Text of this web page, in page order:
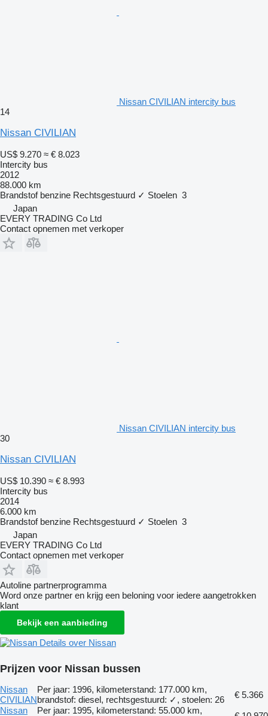
Nissan CIVILIAN intercity bus
14
Nissan CIVILIAN
US$ 9.270 ≈ € 8.023
Intercity bus
2012
88.000 km
Brandstof benzine Rechtsgestuurd ✓ Stoelen 3
Japan
EVERY TRADING Co Ltd
Contact opnemen met verkoper
Nissan CIVILIAN intercity bus
30
Nissan CIVILIAN
US$ 10.390 ≈ € 8.993
Intercity bus
2014
6.000 km
Brandstof benzine Rechtsgestuurd ✓ Stoelen 3
Japan
EVERY TRADING Co Ltd
Contact opnemen met verkoper
Autoline partnerprogramma
Word onze partner en krijg een beloning voor iedere aangetrokken
klant
Bekijk een aanbieding
Details over Nissan
Prijzen voor Nissan bussen
Nissan
CIVILIAN
Per jaar: 1996, kilometerstand: 177.000 km,
brandstof: diesel, rechtsgestuurd: ✓, stoelen: 26
€ 5.366
Nissan
Per jaar: 1995, kilometerstand: 55.000 km,